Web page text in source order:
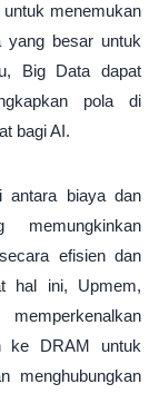
menemukan
yang besar untuk
Big Data dapat
pola di
bagi AI.
antara biaya dan
efisien dan
hal ini, Upmem,
ke DRAM untuk
menghubungkan